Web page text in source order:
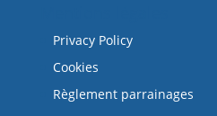
Privacy Policy
Cookies
Règlement parrainages